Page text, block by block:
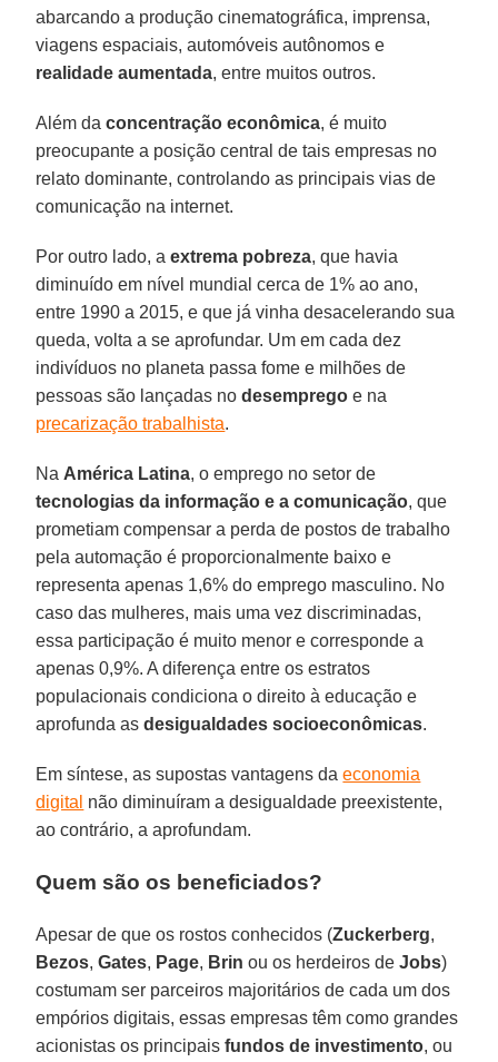
abarcando a produção cinematográfica, imprensa,
viagens espaciais, automóveis autônomos e
realidade aumentada, entre muitos outros.
Além daconcentração econômica, é muito
preocupante a posição central de tais empresas no
relato dominante, controlando as principais vias de
comunicação na internet.
Por outro lado, aextrema pobreza, que havia
diminuído em nível mundial cerca de 1% ao ano,
entre 1990 a 2015, e que já vinha desacelerando sua
queda, volta a se aprofundar. Um em cada dez
indivíduos no planeta passa fome e milhões de
pessoas são lançadas nodesemprego e na
precarização trabalhista.
Na América Latina, o emprego no setor de
tecnologias da informação e a comunicação, que
prometiam compensar a perda de postos de trabalho
pela automação é proporcionalmente baixo e
representa apenas 1,6% do emprego masculino. No
caso das mulheres, mais uma vez discriminadas,
essa participação é muito menor e corresponde a
apenas 0,9%. A diferença entre os estratos
populacionais condiciona o direito à educação e
aprofunda asdesigualdades socioeconômicas.
Em síntese, as supostas vantagens daeconomia
digital não diminuíram a desigualdade preexistente,
ao contrário, a aprofundam.
Quem são os beneficiados?
Apesar de que os rostos conhecidos (Zuckerberg,
Bezos,Gates, Page, Brin ou os herdeiros deJobs)
costumam ser parceiros majoritários de cada um dos
empórios digitais, essas empresas têm como grandes
acionistas os principaisfundos de investimento, ou